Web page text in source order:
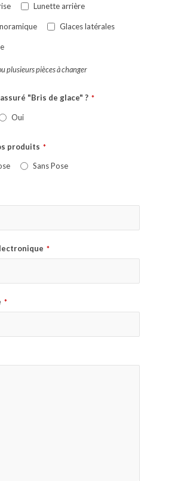
Lunette arrière
Glaces latérales
plusieurs pièces à changer
"Bris de glace" ? *
Oui
produits *
Sans Pose
*
*